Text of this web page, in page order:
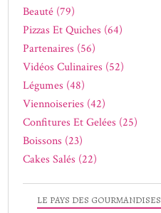
LE PAYS DES GOURMANDISES
Beauté (79)
Pizzas Et Quiches (64)
Partenaires (56)
Vidéos Culinaires (52)
Légumes (48)
Viennoiseries (42)
Confitures Et Gelées (25)
Boissons (23)
Cakes Salés (22)